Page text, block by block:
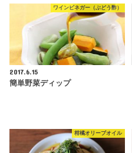
ワインビネガー（ぶどう酢）
2017.6.15
簡単野菜ディップ
柑橘オリーブオイル